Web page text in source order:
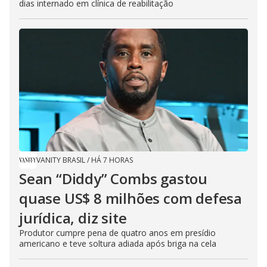
dias internado em clínica de reabilitação
VANITY BRASIL/ HÁ 7 HORAS
Sean “Diddy” Combs gastou
quase US$ 8 milhões com defesa
jurídica, diz site
Produtor cumpre pena de quatro anos em presídio
americano e teve soltura adiada após briga na cela